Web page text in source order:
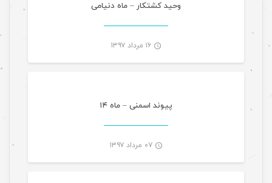
وحید کشتکار – ماه دنیامی
۱۶ مرداد ۱۳۹۷ موسیقی تازه های هرمزگانی
پیوند اسمنی – ماه ۱۴
۰۷ مرداد ۱۳۹۷